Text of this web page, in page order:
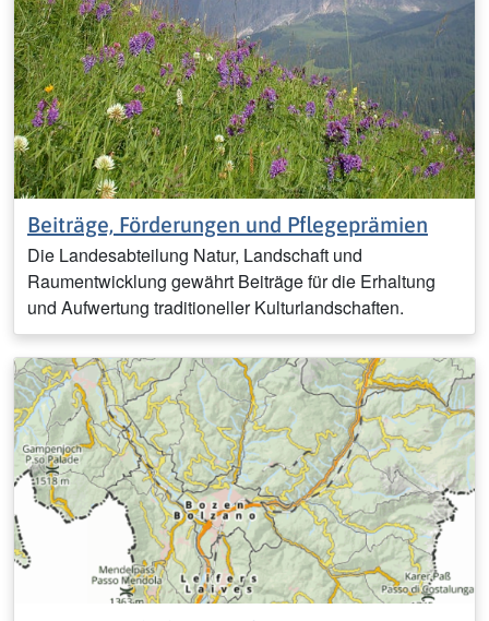
Beiträge, Förderungen und Pflegeprämien
Die Landesabteilung Natur, Landschaft und
Raumentwicklung gewährt Beiträge für die Erhaltung
und Aufwertung traditioneller Kulturlandschaften.